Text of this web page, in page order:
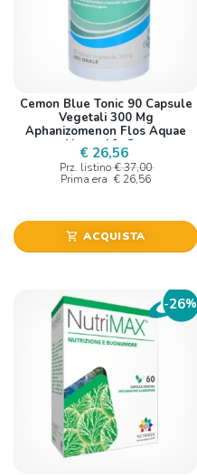
Cemon Blue Tonic 90 Capsule
Vegetali 300 Mg
Aphanizomenon Flos Aquae
Alga - Afa Gen
€ 26,56
Prz. listino € 37,00
Prima era € 26,56
shopping_cart ACQUISTA
-26%